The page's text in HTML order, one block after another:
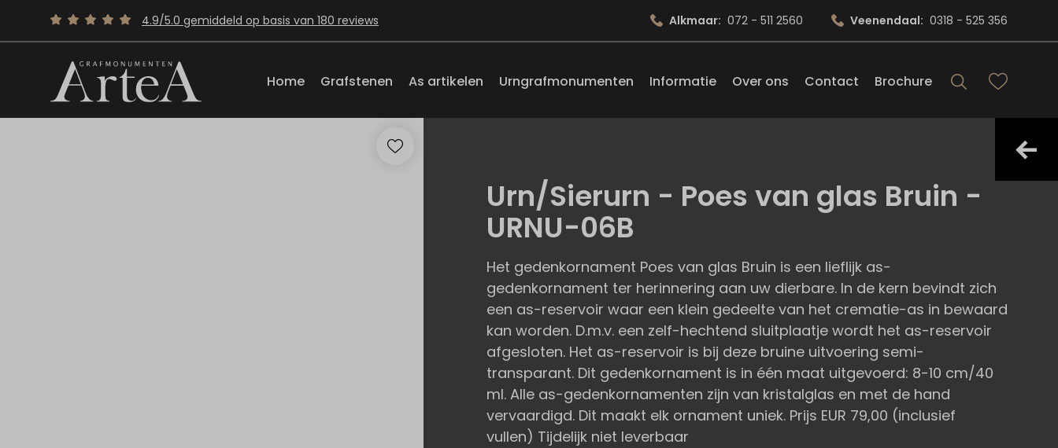
Home Grafstenen As artikelen Urngrafmonumenten Informatie Over ons Contact Brochure
4.9/5.0 gemiddeld op basis van 180 reviews Alkmaar: 072 - 511 2560 Veenendaal: 0318 - 525 356
Urn/Sierurn - Poes van glas Bruin -
URNU-06B
Het gedenkornament Poes van glas Bruin is een lieflijk as-
gedenkornament ter herinnering aan uw dierbare. In de kern bevindt zich
een as-reservoir waar een klein gedeelte van het crematie-as in bewaard
kan worden. D.m.v. een zelf-hechtend sluitplaatje wordt het as-reservoir
afgesloten. Het as-reservoir is bij deze bruine uitvoering semi-
transparant. Dit gedenkornament is in één maat uitgevoerd: 8-10 cm/40
ml. Alle as-gedenkornamenten zijn van kristalglas en met de hand
vervaardigd. Dit maakt elk ornament uniek. Prijs EUR 79,00 (inclusief
vullen) Tijdelijk niet leverbaar